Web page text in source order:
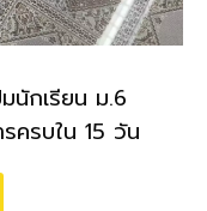
นักเรียน ม.6
ครบใน 15 วัน